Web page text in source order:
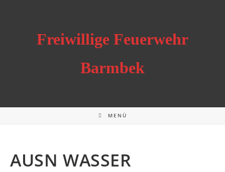
Freiwillige Feuerwehr
Barmbek
MENÜ
AUSN WASSER